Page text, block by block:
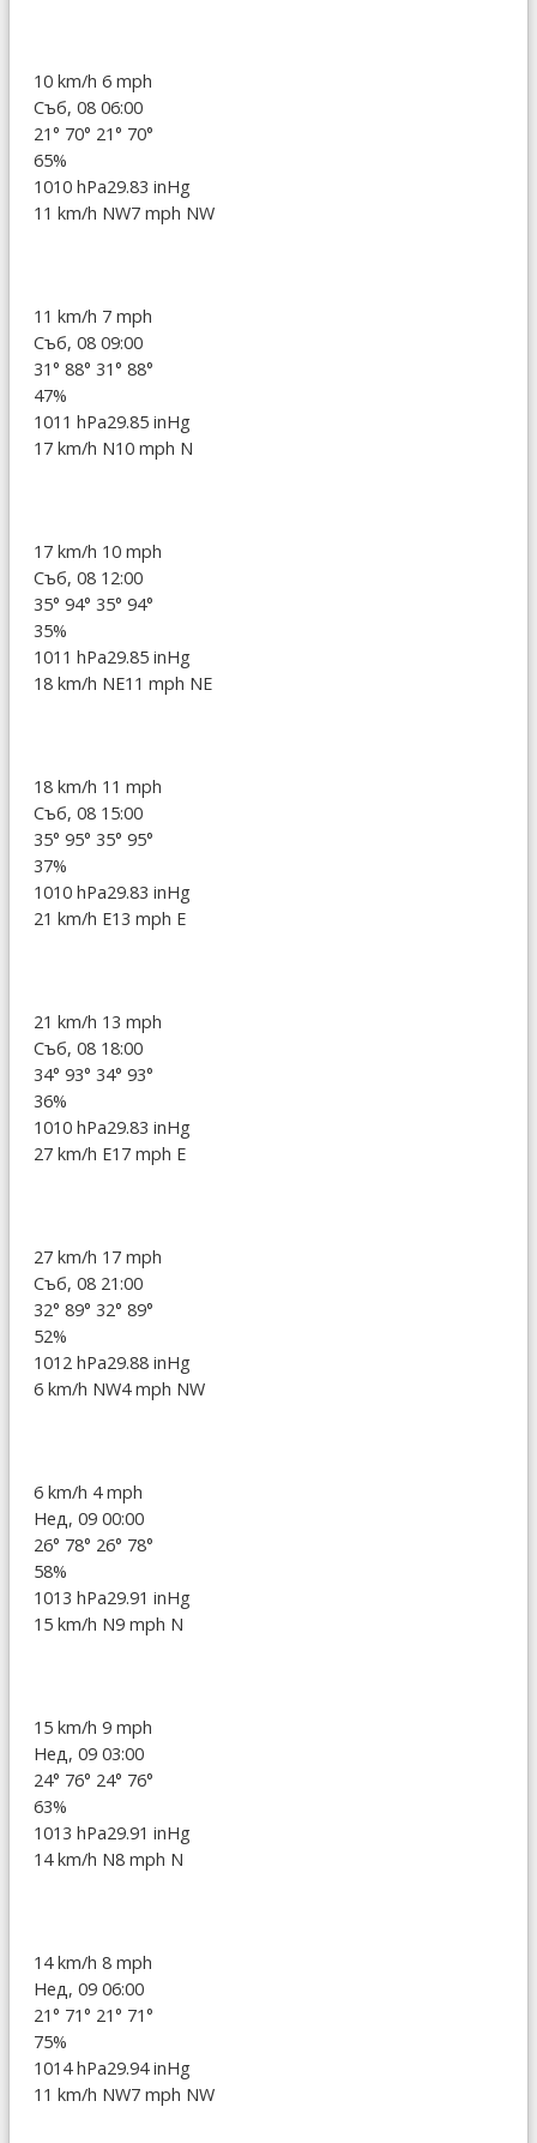
10 km/h 6 mph
Съб, 08 06:00
21° 70° 21° 70°
65%
1010 hPa29.83 inHg
11 km/h NW7 mph NW
11 km/h 7 mph
Съб, 08 09:00
31° 88° 31° 88°
47%
1011 hPa29.85 inHg
17 km/h N10 mph N
17 km/h 10 mph
Съб, 08 12:00
35° 94° 35° 94°
35%
1011 hPa29.85 inHg
18 km/h NE11 mph NE
18 km/h 11 mph
Съб, 08 15:00
35° 95° 35° 95°
37%
1010 hPa29.83 inHg
21 km/h E13 mph E
21 km/h 13 mph
Съб, 08 18:00
34° 93° 34° 93°
36%
1010 hPa29.83 inHg
27 km/h E17 mph E
27 km/h 17 mph
Съб, 08 21:00
32° 89° 32° 89°
52%
1012 hPa29.88 inHg
6 km/h NW4 mph NW
6 km/h 4 mph
Нед, 09 00:00
26° 78° 26° 78°
58%
1013 hPa29.91 inHg
15 km/h N9 mph N
15 km/h 9 mph
Нед, 09 03:00
24° 76° 24° 76°
63%
1013 hPa29.91 inHg
14 km/h N8 mph N
14 km/h 8 mph
Нед, 09 06:00
21° 71° 21° 71°
75%
1014 hPa29.94 inHg
11 km/h NW7 mph NW